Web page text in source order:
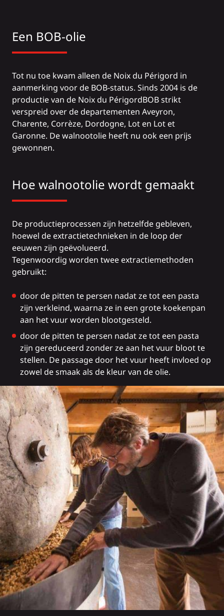
Een BOB-olie
Tot nu toe kwam alleen de Noix du Périgord in
aanmerking voor de BOB-status. Sinds 2004 is de
productie van de Noix du PérigordBOBstrikt
verspreid over de departementen Aveyron,
Charente, Corrèze, Dordogne, Lot en Lot et
Garonne. De walnootolie heeft nu ook een prijs
gewonnen.
Hoe walnootolie wordt gemaakt
De productieprocessen zijn hetzelfde gebleven,
hoewel de extractietechnieken in de loop der
eeuwen zijn geëvolueerd.
Tegenwoordig worden twee extractiemethoden
gebruikt:
door de pitten te persen nadat ze tot een pasta
zijn verkleind, waarna ze in een grote koekenpan
aan het vuur worden blootgesteld.
door de pitten te persen nadat ze tot een pasta
zijn gereduceerd zonder ze aan het vuur bloot te
stellen. De passage door het vuur heeft invloed op
zowel de smaak als de kleur van de olie.